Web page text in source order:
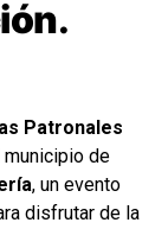
.
Patronales
municipio de
, un evento
disfrutar de la